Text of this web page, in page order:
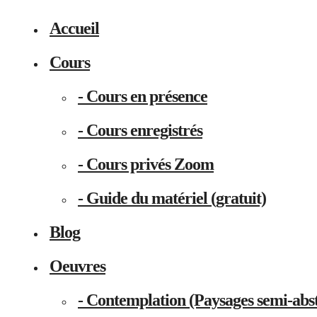
Accueil
Cours
- Cours en présence
- Cours enregistrés
- Cours privés Zoom
- Guide du matériel (gratuit)
Blog
Oeuvres
- Contemplation (Paysages semi-